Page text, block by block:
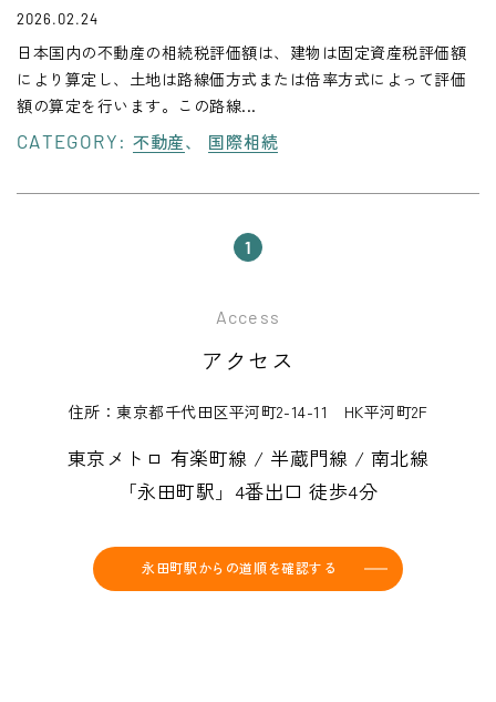
2026.02.24
日本国内の不動産の相続税評価額は、建物は固定資産税評価額
により算定し、土地は路線価方式または倍率方式によって評価
額の算定を行います。この路線...
CATEGORY: 不動産 国際相続
1
Access
アクセス
住所：東京都千代田区平河町2-14-11 HK平河町2F
東京メトロ 有楽町線 / 半蔵門線 / 南北線
「永田町駅」4番出口 徒歩4分
永田町駅からの道順を確認する